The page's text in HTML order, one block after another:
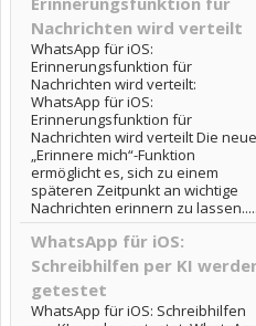
Nachrichten wird verteilt
WhatsApp für iOS:
Erinnerungsfunktion für
Nachrichten wird verteilt:
WhatsApp für iOS:
Erinnerungsfunktion für
Nachrichten wird verteilt Die neue
„Erinnere mich“-Funktion
ermöglicht es, sich zu einem
späteren Zeitpunkt an wichtige
Nachrichten erinnern zu lassen.....
WhatsApp für iOS:
Schreibhilfen per KI
getestet
WhatsApp für iOS: Schreibhilfen